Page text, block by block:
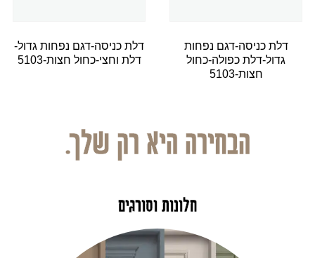
דלת כניסה-דגם נפחות
גדול-דלת כפולה-כחול
חצות-5103
דלת כניסה-דגם נפחות גדול-
דלת וחצי-כחול חצות-5103
הבחירה היא רק שלך.
חלונות וסורגים